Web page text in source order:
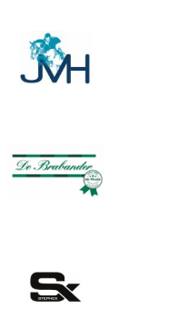
Afbeelding
Afbeelding
Afbeelding